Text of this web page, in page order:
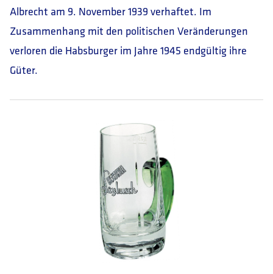
Albrecht am 9. November 1939 verhaftet. Im
Zusammenhang mit den politischen Veränderungen
verloren die Habsburger im Jahre 1945 endgültig ihre
Güter.